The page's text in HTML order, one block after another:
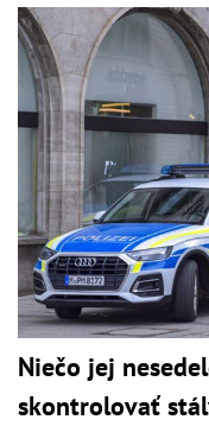
Niečo jej
skontrolovať